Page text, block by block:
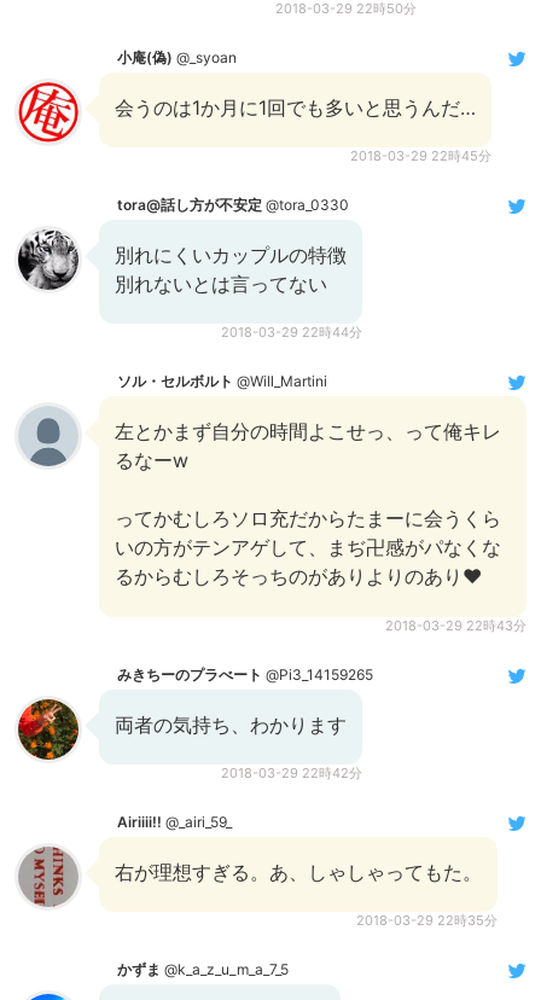
2018-03-29 22時50分
小庵(偽) @_syoan
会うのは1か月に1回でも多いと思うんだ…
2018-03-29 22時45分
tora@話し方が不安定 @tora_0330
別れにくいカップルの特徴
別れないとは言ってない
2018-03-29 22時44分
ソル・セルボルト @Will_Martini
左とかまず自分の時間よこせっ、って俺キレ
るなーw
ってかむしろソロ充だからたまーに会うくら
いの方がテンアゲして、まぢ卍感がパなくな
るからむしろそっちのがありよりのあり❤️
2018-03-29 22時43分
みきちーのプラべート @Pi3_14159265
両者の気持ち、わかります
2018-03-29 22時42分
Airiiii!! @_airi_59_
右が理想すぎる。あ、しゃしゃってもた。
2018-03-29 22時35分
かずま @k_a_z_u_m_a_7_5